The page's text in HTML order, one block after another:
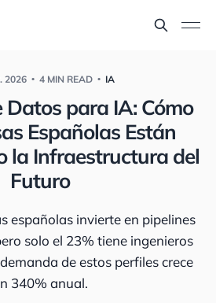
2026 4 MIN READ IA
Datos para IA: Cómo
Españolas Están
la Infraestructura del
Futuro
españolas invierte en pipelines
solo el 23% tiene ingenieros
de estos perfiles crece
340% anual.